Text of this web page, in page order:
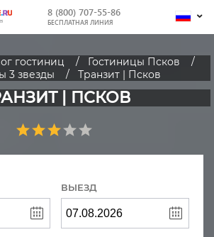
8 (800) 707-55-86
БЕСПЛАТНАЯ ЛИНИЯ
гостиниц
Гостиницы Псков
3 звезды
Транзит | Псков
| ПСКОВ
ВЫЕЗД